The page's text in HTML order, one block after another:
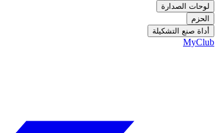
لوحات الصدارة
الحزم
أداة صنع التشكيلة
MyClub